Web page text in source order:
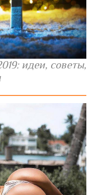
идеи, советы,